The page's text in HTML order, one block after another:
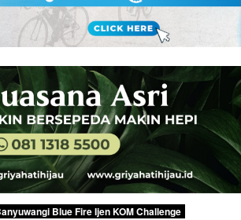
Blue Fire Ijen KOM Challenge